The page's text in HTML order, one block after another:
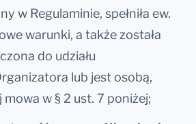
w Regulaminie, spełniła ew.
warunki, a także została
do udziału
lub jest osobą,
w § 2 ust. 7 poniżej;